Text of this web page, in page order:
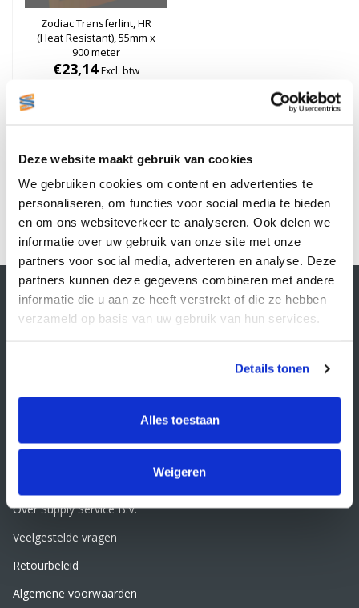
Deze website maakt gebruik van cookies
We gebruiken cookies om content en advertenties te
personaliseren, om functies voor social media te bieden
en om ons websiteverkeer te analyseren. Ook delen we
informatie over uw gebruik van onze site met onze
partners voor social media, adverteren en analyse. Deze
partners kunnen deze gegevens combineren met andere
informatie die u aan ze heeft verstrekt of die ze hebben
verzameld op basis van uw gebruik van hun services.
Details tonen
Alles toestaan
Weigeren
Zodiac Transferlint, HR
(Heat Resistant), 55mm x
900 meter
€23,14 Excl. btw
1
Contactgegevens
Supply Service B.V.
Nijverheidsstraat 25-K
KvK nummer: 66384737
BTW nummer: NL856526605B01
Klantenservice
Over Supply Service B.V.
Veelgestelde vragen
Retourbeleid
Algemene voorwaarden